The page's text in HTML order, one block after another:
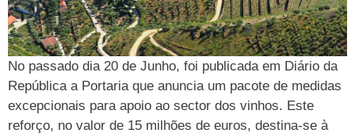
No passado dia 20 de Junho, foi publicada em Diário da
República a Portaria que anuncia um pacote de medidas
excepcionais para apoio ao sector dos vinhos. Este
reforço, no valor de 15 milhões de euros, destina-se à